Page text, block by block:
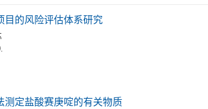
目的风险评估体系研究
测定盐酸赛庚啶的有关物质